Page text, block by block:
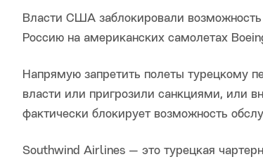
Власти США заблокировали
Россию на американских самолетах
Напрямую запретить полеты турецкому
власти или пригрозили санкциями, или
фактически блокирует возможность
Southwind Airlines — это турецкая